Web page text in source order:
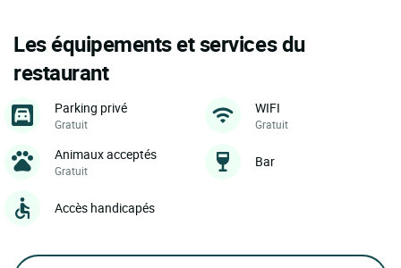
Les équipements et services du
restaurant
Parking privé
Gratuit
WIFI
Gratuit
Animaux acceptés
Gratuit
Bar
Accès handicapés